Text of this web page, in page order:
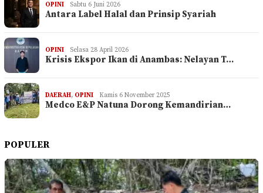
OPINI Sabtu 6 Juni 2026
Antara Label Halal dan Prinsip Syariah
OPINI Selasa 28 April 2026
Krisis Ekspor Ikan di Anambas: Nelayan T…
DAERAH, OPINI Kamis 6 November 2025
Medco E&P Natuna Dorong Kemandirian…
POPULER